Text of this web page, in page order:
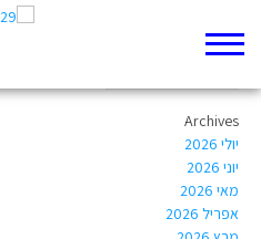
Tzachi.mor@gmail.com
Archives
יולי 2026
יוני 2026
מאי 2026
אפריל 2026